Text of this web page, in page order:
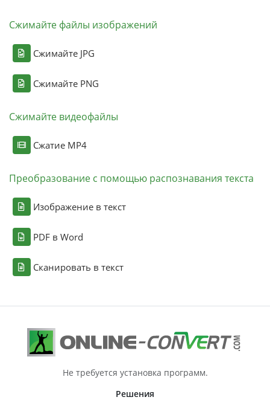
Сжимайте файлы изображений
Сжимайте JPG
Сжимайте PNG
Сжимайте видеофайлы
Сжатие MP4
Преобразование с помощью распознавания текста
Изображение в текст
PDF в Word
Сканировать в текст
Не требуется установка программ.
Решения